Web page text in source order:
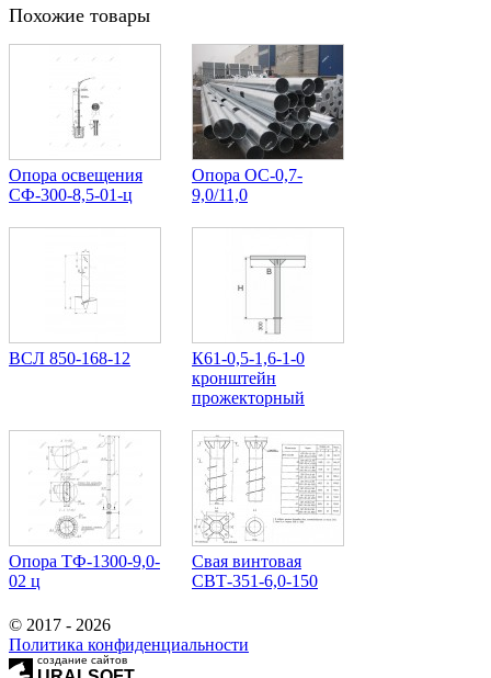
Похожие товары
Опора освещения
СФ-300-8,5-01-ц
Опора ОС-0,7-
9,0/11,0
ВСЛ 850-168-12
К61-0,5-1,6-1-0
кронштейн
прожекторный
Опора ТФ-1300-9,0-
02 ц
Свая винтовая
СВТ-351-6,0-150
© 2017 - 2026
Политика конфиденциальности
создание сайтов